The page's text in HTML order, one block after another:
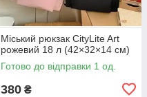
Міський рюкзак CityLite Art
рожевий 18 л (42×32×14 см)
Готово до відправки 1 од.
380 ₴